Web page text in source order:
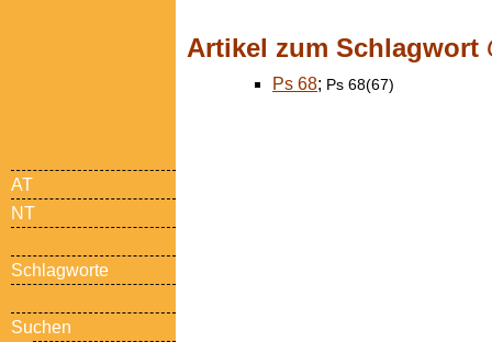
Artikel zum Schlagwort
Ps 68; Ps 68(67)
AT
NT
Schlagworte
Suchen